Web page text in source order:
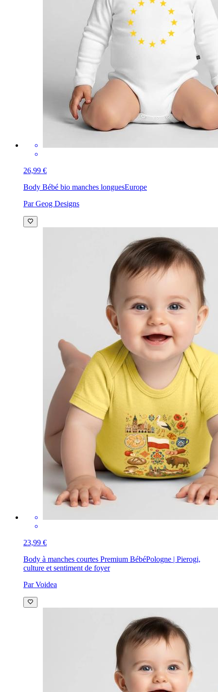
26,99 €
Body Bébé bio manches longuesEurope
Par Geog Designs
23,99 €
Body à manches courtes Premium BébéPologne | Pierogi,
culture et sentiment de foyer
Par Voidea